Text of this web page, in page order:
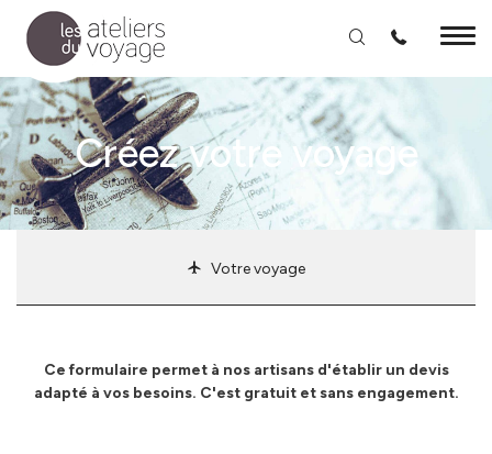
Aller au contenu principal
Créez votre voyage
Votre voyage
Ce formulaire permet à nos artisans d'établir un devis
adapté à vos besoins. C'est gratuit et sans engagement.